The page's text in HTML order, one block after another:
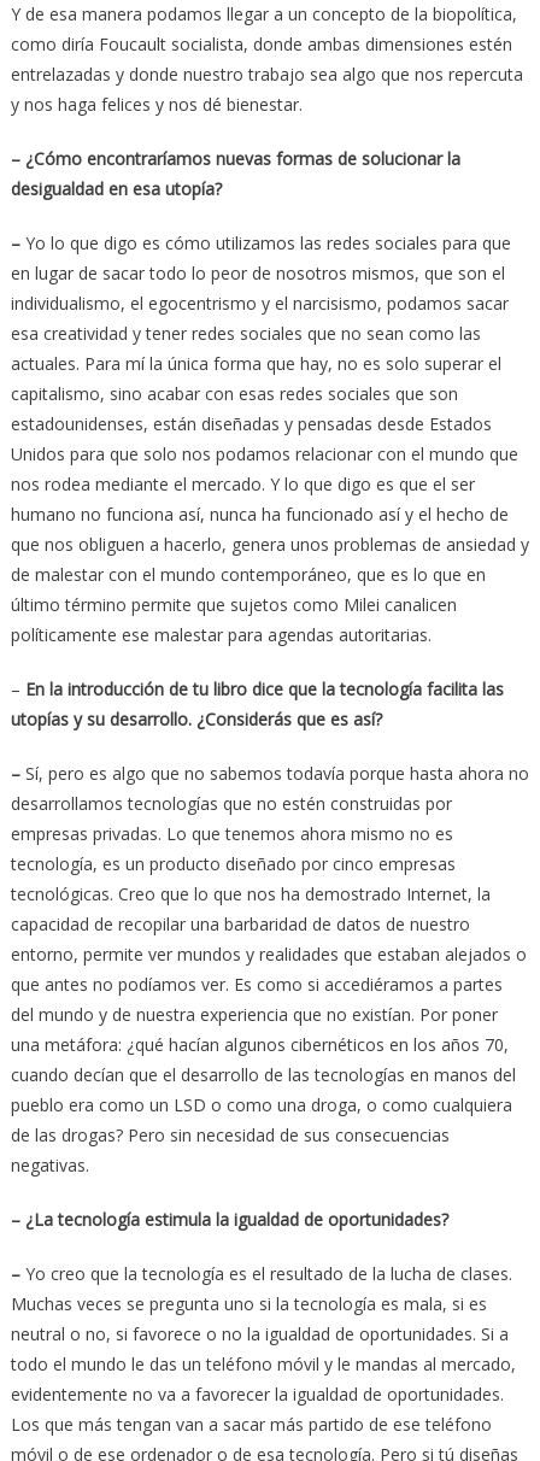
Y de esa manera podamos llegar a un concepto de la biopolítica,
como diría Foucault socialista, donde ambas dimensiones estén
entrelazadas y donde nuestro trabajo sea algo que nos repercuta
y nos haga felices y nos dé bienestar.
– ¿Cómo encontraríamos nuevas formas de solucionar la
desigualdad en esa utopía?
– Yo lo que digo es cómo utilizamos las redes sociales para que
en lugar de sacar todo lo peor de nosotros mismos, que son el
individualismo, el egocentrismo y el narcisismo, podamos sacar
esa creatividad y tener redes sociales que no sean como las
actuales. Para mí la única forma que hay, no es solo superar el
capitalismo, sino acabar con esas redes sociales que son
estadounidenses, están diseñadas y pensadas desde Estados
Unidos para que solo nos podamos relacionar con el mundo que
nos rodea mediante el mercado. Y lo que digo es que el ser
humano no funciona así, nunca ha funcionado así y el hecho de
que nos obliguen a hacerlo, genera unos problemas de ansiedad y
de malestar con el mundo contemporáneo, que es lo que en
último término permite que sujetos como Milei canalicen
políticamente ese malestar para agendas autoritarias.
– En la introducción de tu libro dice que la tecnología facilita las
utopías y su desarrollo. ¿Considerás que es así?
–Sí, pero es algo que no sabemos todavía porque hasta ahora no
desarrollamos tecnologías que no estén construidas por
empresas privadas. Lo que tenemos ahora mismo no es
tecnología, es un producto diseñado por cinco empresas
tecnológicas. Creo que lo que nos ha demostrado Internet, la
capacidad de recopilar una barbaridad de datos de nuestro
entorno, permite ver mundos y realidades que estaban alejados o
que antes no podíamos ver. Es como si accediéramos a partes
del mundo y de nuestra experiencia que no existían. Por poner
una metáfora: ¿qué hacían algunos cibernéticos en los años 70,
cuando decían que el desarrollo de las tecnologías en manos del
pueblo era como un LSD o como una droga, o como cualquiera
de las drogas? Pero sin necesidad de sus consecuencias
negativas.
– ¿La tecnología estimula la igualdad de oportunidades?
–Yo creo que la tecnología es el resultado de la lucha de clases.
Muchas veces se pregunta uno si la tecnología es mala, si es
neutral o no, si favorece o no la igualdad de oportunidades. Si a
todo el mundo le das un teléfono móvil y le mandas al mercado,
evidentemente no va a favorecer la igualdad de oportunidades.
Los que más tengan van a sacar más partido de ese teléfono
móvil o de ese ordenador o de esa tecnología. Pero si tú diseñas